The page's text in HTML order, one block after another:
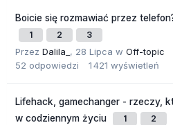
Boicie się rozmawiać przez
1 2 3
Przez Dalila_ , 28 Lipca w Off-topic
52 odpowiedzi 1 421 wyświetleń
Lifehack, gamechanger - rzeczy,
w codziennym życiu
1 2